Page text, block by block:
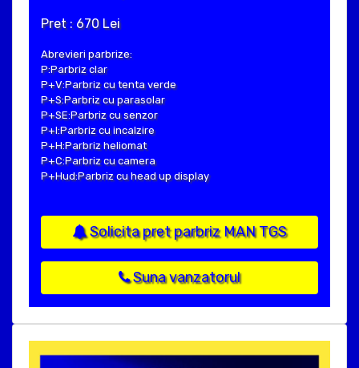
Pret : 670 Lei
Abrevieri parbrize:
P:Parbriz clar
P+V:Parbriz cu tenta verde
P+S:Parbriz cu parasolar
P+SE:Parbriz cu senzor
P+I:Parbriz cu incalzire
P+H:Parbriz heliomat
P+C:Parbriz cu camera
P+Hud:Parbriz cu head up display
Solicita pret parbriz MAN TGS
Suna vanzatorul